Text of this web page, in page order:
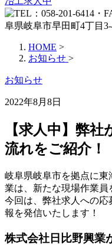
HOME >
お知らせ >
お知らせ
2022年8月8日
【求人中】弊
流れをご紹介！
岐阜県岐阜市を拠点に
業は、新たな現場作業員
今回は、弊社求人への
報を発信いたします！
株式会社日比野興業